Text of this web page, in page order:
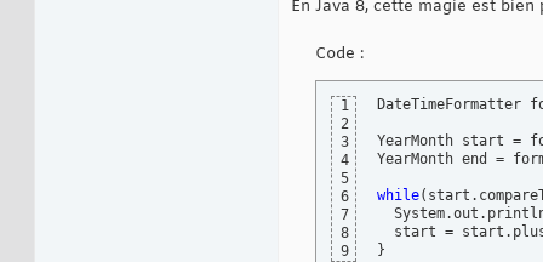
En Java 8, cette magie est
Code :
1
2
3
4
5
6
7
8
9
DateTimeFormatter
YearMonth start =
YearMonth end =
while(
start =
}